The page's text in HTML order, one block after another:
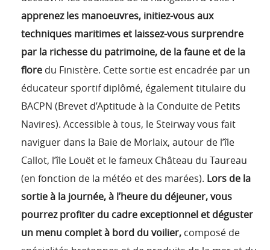
apprenez les manoeuvres, initiez-vous aux
techniques maritimes et laissez-vous surprendre
par la richesse du patrimoine, de la faune et de la
flore du Finistère. Cette sortie est encadrée par un
éducateur sportif diplômé, également titulaire du
BACPN (Brevet d’Aptitude à la Conduite de Petits
Navires). Accessible à tous, le Steirway vous fait
naviguer dans la Baie de Morlaix, autour de l’île
Callot, l’île Louët et le fameux Château du Taureau
(en fonction de la météo et des marées). Lors de la
sortie à la journée, à l’heure du déjeuner, vous
pourrez profiter du cadre exceptionnel et déguster
un menu complet à bord du voilier, composé de